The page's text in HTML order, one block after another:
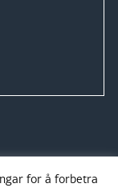
for å forbetra